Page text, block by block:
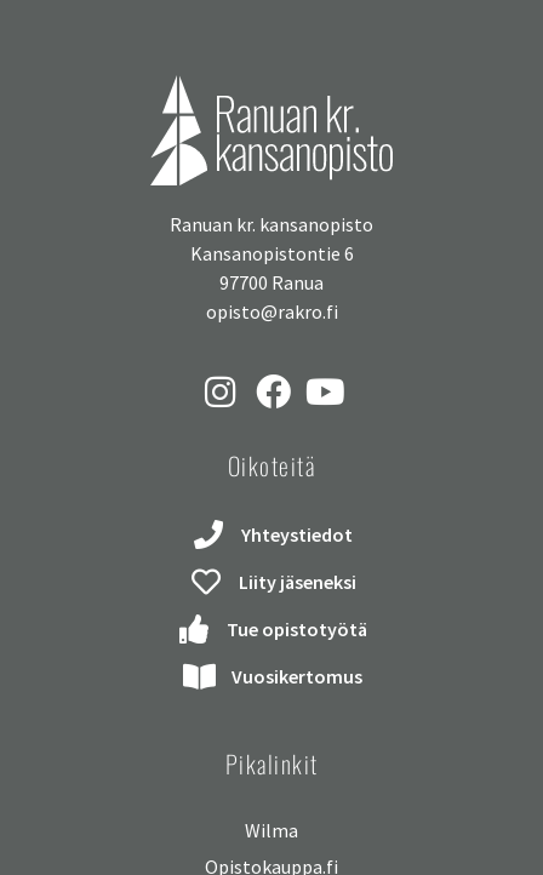
Ranuan kr. kansanopisto
Kansanopistontie 6
97700 Ranua
opisto@rakro.fi
Oikoteitä
Yhteystiedot
Liity jäseneksi
Tue opistotyötä
Vuosikertomus
Pikalinkit
Wilma
Opistokauppa.fi